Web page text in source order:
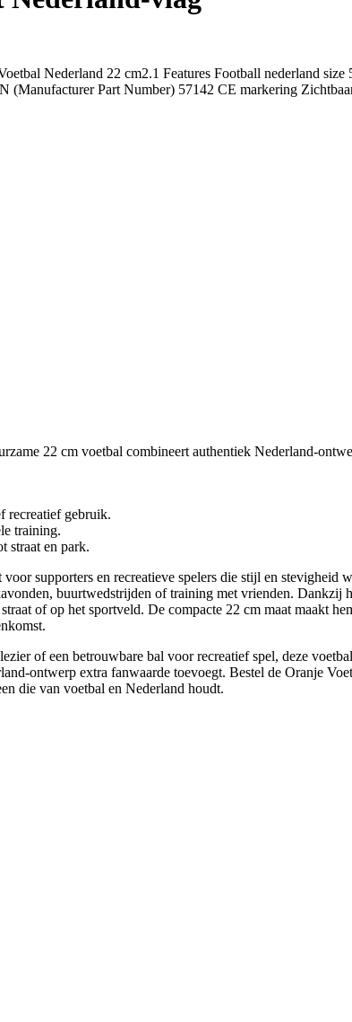
Nederland 22 cm2.1 Features Football nederland
Part Number) 57142 CE markering
22 cm voetbal combineert authentiek
recreatief gebruik.
training.
straat en park.
supporters en recreatieve spelers die stijl en
buurtwedstrijden of training met vrienden. Dankzij
of op het sportveld. De compacte 22 cm maat maakt
of een betrouwbare bal voor recreatief spel, deze
ontwerp extra fanwaarde toevoegt. Bestel de Oranje
die van voetbal en Nederland houdt.